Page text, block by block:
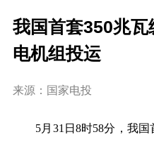
我国首套350兆
电机组投运
来源：国家电投
5月31日8时58分，我国